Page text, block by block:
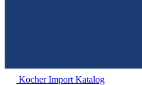
Kocher Import Katalog